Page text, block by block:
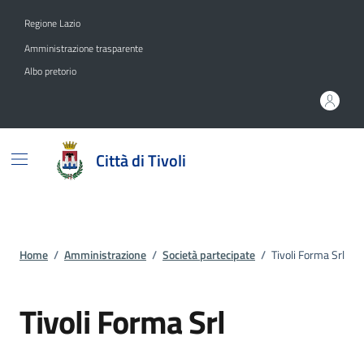
Regione Lazio
Amministrazione trasparente
Albo pretorio
Città di Tivoli
Home / Amministrazione / Società partecipate / Tivoli Forma Srl
Tivoli Forma Srl